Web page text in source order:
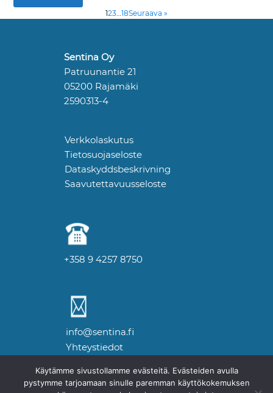
123…18Seuraava »
Sentina Oy
Patruunantie 21
05200 Rajamäki
2590313-4
Verkkolaskutus
Tietosuojaseloste
Dataskyddsbeskrivning
Saavutettavuusseloste
+358 9 4257 8750
info@sentina.fi
Yhteystiedot
Käytämme sivustollamme evästeitä. Evästeiden avulla
pystymme tarjoamaan sinulle paremman käyttökokemuksen